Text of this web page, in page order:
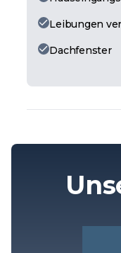
Leibungen
Dachfenster